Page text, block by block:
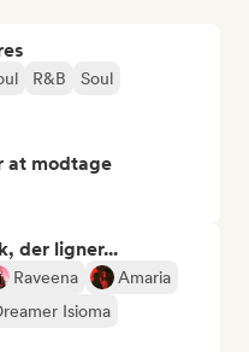
R&B Soul
at modtage
der ligner...
Raveena
Amaria
Isioma